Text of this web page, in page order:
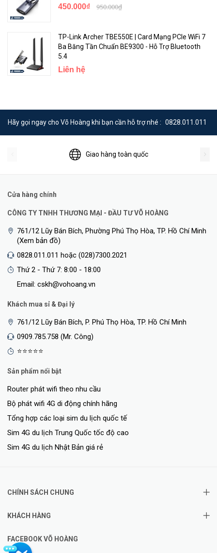
⚡ Không giống hầu hết các thiết bị Bluetooth adapter khác vốn
cần nguồn trực tiếp hoạc có lượng pin thấp,
WH,bộ tai nghe truyền thống của bạn sẽ sở thành bộ thiết bị âm
thanh không dây với thời gian sử dụng vượt xa các loại tai nghe
Bluetooth hiện hành.
<Hotline: 1900.2021 hoặc (028)7300.2021 - VoHoang.vn>
Bảo hành: 6 tháng
450.000₫ 950.000₫
TP-Link Archer TBE550E | Card Mạng PCIe WiFi 7
Ba Băng Tần Chuẩn BE9300 - Hỗ Trợ Bluetooth
5.4
Liên hệ
Hãy gọi ngay cho Võ Hoàng khi bạn cần hỗ trợ nhé : 0828.011.011
Giao hàng toàn quốc
Cửa hàng chính
CÔNG TY TNHH THƯƠNG MẠI - ĐẦU TƯ VÕ HOÀNG
761/12 Lũy Bán Bích, Phường Phú Thọ Hòa, TP. Hồ Chí Minh
(Xem bản đồ)
0828.011.011 hoặc (028)7300.2021
Thứ 2 - Thứ 7: 8:00 - 18:00
Email: cskh@vohoang.vn
Khách mua sỉ & Đại lý
761/12 Lũy Bán Bích, P. Phú Thọ Hòa, TP. Hồ Chí Minh
0909.785.758 (Mr. Công)
⭐⭐⭐⭐⭐
Sản phẩm nổi bật
Router phát wifi theo nhu cầu
Bộ phát wifi 4G di động chính hãng
Tổng hợp các loại sim du lịch quốc tế
Sim 4G du lịch Trung Quốc tốc độ cao
Sim 4G du lịch Nhật Bản giá rẻ
CHÍNH SÁCH CHUNG
KHÁCH HÀNG
FACEBOOK VÕ HOÀNG